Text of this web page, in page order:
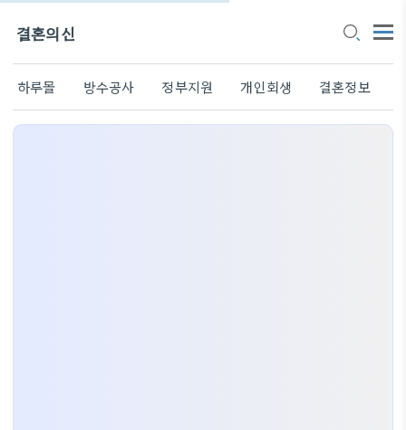
결혼의신
하루몰 방수공사 정부지원 개인회생 결혼정보